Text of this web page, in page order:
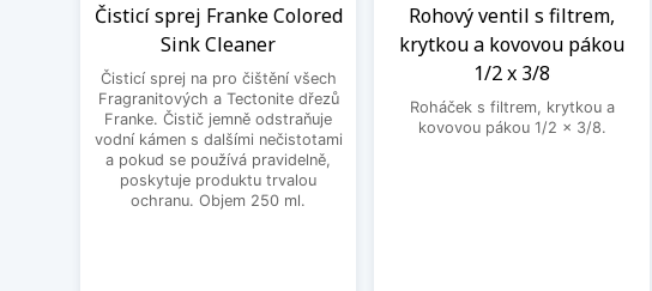
Čisticí sprej Franke Colored
Sink Cleaner
Čisticí sprej na pro čištění všech
Fragranitových a Tectonite dřezů
Franke. Čistič jemně odstraňuje
vodní kámen s dalšími nečistotami
a pokud se používá pravidelně,
poskytuje produktu trvalou
ochranu. Objem 250 ml.
Rohový ventil s filtrem,
krytkou a kovovou pákou
1/2 x 3/8
Roháček s filtrem, krytkou a
kovovou pákou 1/2 x 3/8.